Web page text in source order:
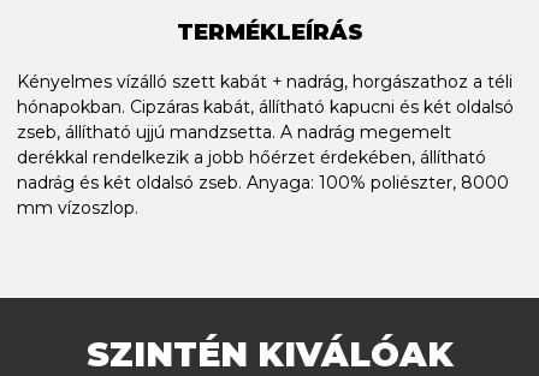
TERMÉKLEÍRÁS
Kényelmes vízálló szett kabát + nadrág, horgászathoz a téli
hónapokban. Cipzáras kabát, állítható kapucni és két oldalsó
zseb, állítható ujjú mandzsetta. A nadrág megemelt
derékkal rendelkezik a jobb hőérzet érdekében, állítható
nadrág és két oldalsó zseb. Anyaga: 100% poliészter, 8000
mm vízoszlop.
SZINTÉN KIVÁLÓAK